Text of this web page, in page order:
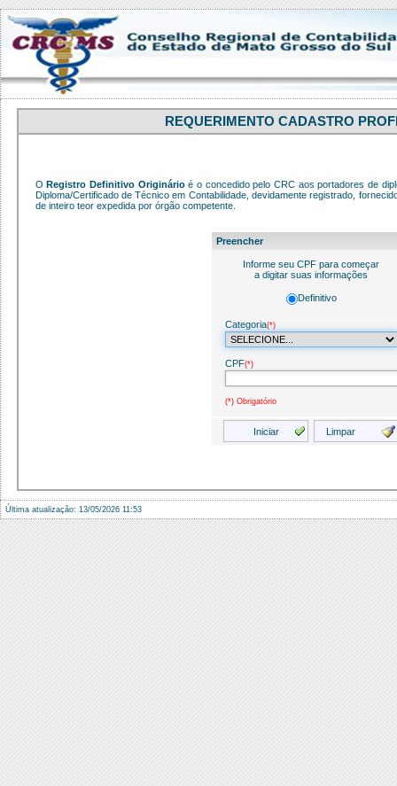
REQUERIMENTO CADASTRO
ORegistro Definitivo Originárioé o concedido pelo CRC aos portadores de
Diploma/Certificado de Técnico em Contabilidade, devidamente registrado,
de inteiro teor expedida por órgão competente.
Preencher
Informe seu CPF para começar
a digitar suas informações
Definitivo
Categoria(*)
CPF(*)
(*) Obrigatório
Última atualização: 13/05/2026 11:53